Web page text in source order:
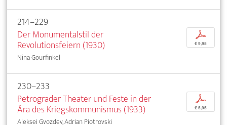
214–229
Der Monumentalstil der
Revolutionsfeiern (1930)
Nina Gourfinkel
p
€ 9,95
230–233
Petrograder Theater und Feste in der
Ära des Kriegskommunismus (1933)
Aleksei Gvozdev, Adrian Piotrovski
p
€ 5,95